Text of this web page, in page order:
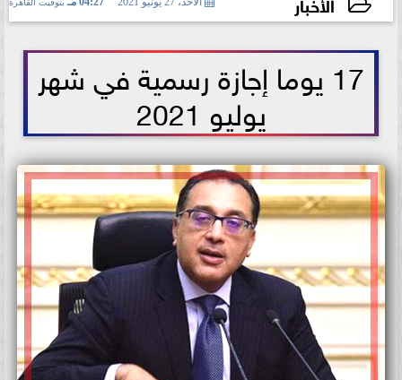
بتوقيت القاهرة
17 يوما إجازة رسمية في شهر
يوليو 2021